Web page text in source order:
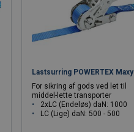
Lastsurring POWERTEX Maxy
For sikring af gods ved let til
middel-lette transporter
2xLC (Endeløs) daN: 1000
LC (Lige) daN: 500 - 500